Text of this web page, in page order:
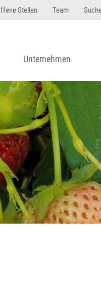
Stellen Team
Unternehmen